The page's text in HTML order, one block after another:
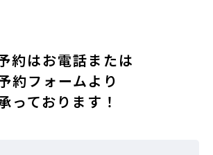
約はお電話または
約フォームより
っております！